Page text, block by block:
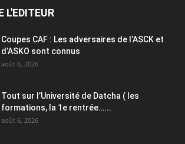
L'EDITEUR
Coupes CAF : Les adversaires de l’ASCK et
d’ASKO sont connus
août 6, 2026
Tout sur l’Université de Datcha ( les
formations, la 1e rentrée…...
août 6, 2026